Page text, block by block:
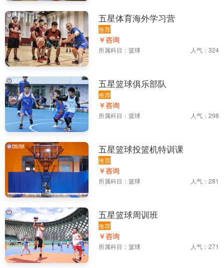
五星体育海外学习营
推荐
￥咨询
所属科目： 篮球 人气：324
五星篮球俱乐部队
推荐
￥咨询
所属科目： 篮球 人气：298
五星篮球投篮机特训课
推荐
￥咨询
所属科目： 篮球 人气：281
五星篮球周训班
推荐
￥咨询
所属科目： 篮球 人气：271